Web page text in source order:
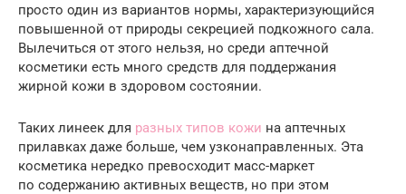
просто один из вариантов нормы, характеризующийся
повышенной от природы секрецией подкожного сала.
Вылечиться от этого нельзя, но среди аптечной
косметики есть много средств для поддержания
жирной кожи в здоровом состоянии.
Таких линеек для разных типов кожи на аптечных
прилавках даже больше, чем узконаправленных. Эта
косметика нередко превосходит масс-маркет
по содержанию активных веществ, но при этом